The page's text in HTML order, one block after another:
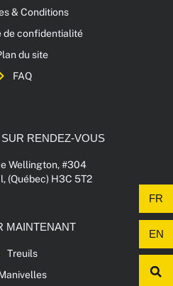
& Conditions
de confidentialité
du site
FAQ
RENDEZ-VOUS
Wellington, #304
(Québec) H3C 5T2
MAINTENANT
Treuils
FR
EN